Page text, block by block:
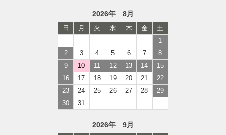
2026年 8月
日 月 火 水 木 金
土
1
2
3 4 5 6 7
8
9
10 11 12 13 14
15
16
17 18 19 20 21
22
23
24 25 26 27 28
29
30
31
2026年 9月